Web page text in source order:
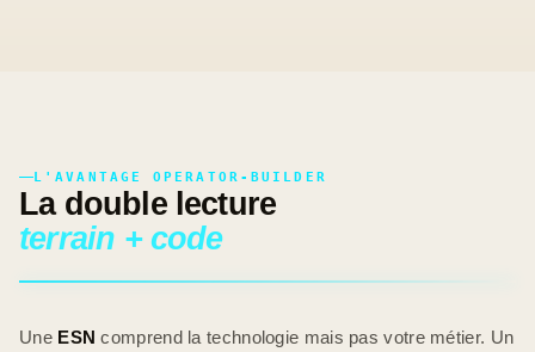
L'AVANTAGE OPERATOR-BUILDER
La double lecture
terrain + code
Une ESN comprend la technologie mais pas votre métier. Un